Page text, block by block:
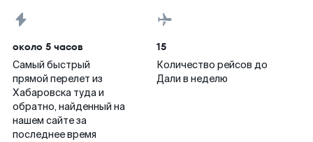
около 5 часов
Самый быстрый
прямой перелет из
Хабаровска туда и
обратно, найденный на
нашем сайте за
последнее время
15
Количество рейсов до
Дали в неделю